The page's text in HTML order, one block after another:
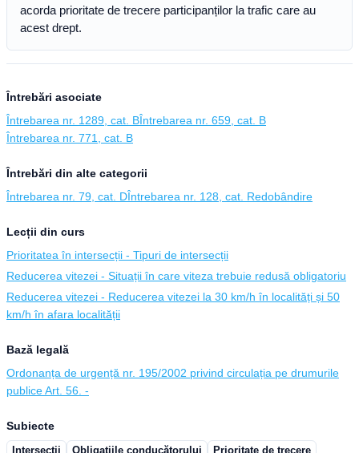
acorda prioritate de trecere participanților la trafic care au
acest drept.
Întrebări asociate
Întrebarea nr. 1289, cat. BÎntrebarea nr. 659, cat. B
Întrebarea nr. 771, cat. B
Întrebări din alte categorii
Întrebarea nr. 79, cat. DÎntrebarea nr. 128, cat. Redobândire
Lecții din curs
Prioritatea în intersecții - Tipuri de intersecții
Reducerea vitezei - Situații în care viteza trebuie redusă obligatoriu
Reducerea vitezei - Reducerea vitezei la 30 km/h în localități și 50
km/h în afara localității
Bază legală
Ordonanța de urgență nr. 195/2002 privind circulația pe drumurile
publice Art. 56. -
Subiecte
Intersecții Obligațiile conducătorului
Prioritate de trecere